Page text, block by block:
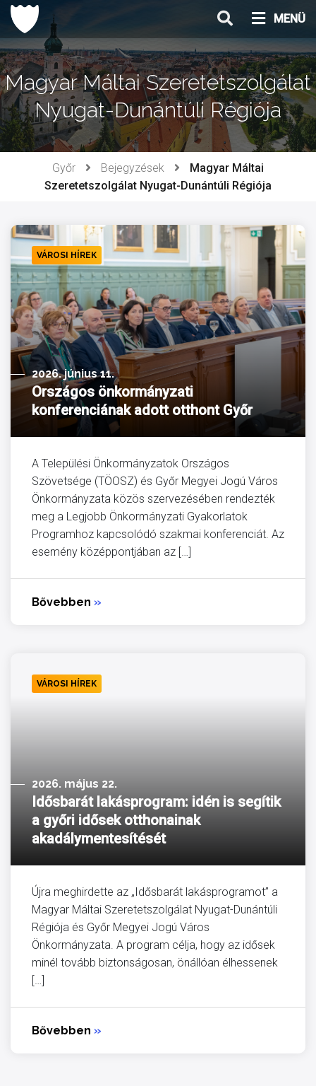
Ugrás
tartalomhoz
MENÜ
Magyar Máltai Szeretetszolgálat
Nyugat-Dunántúli Régiója
Győr Bejegyzések
Magyar Máltai
Szeretetszolgálat Nyugat-Dunántúli Régiója
VÁROSI HÍREK
2026. június 11.
Országos önkormányzati
konferenciának adott otthont Győr
A Települési Önkormányzatok Országos
Szövetsége (TÖOSZ) és Győr Megyei Jogú Város
Önkormányzata közös szervezésében rendezték
meg a Legjobb Önkormányzati Gyakorlatok
Programhoz kapcsolódó szakmai konferenciát. Az
esemény középpontjában az […]
Bővebben »
VÁROSI HÍREK
2026. május 22.
Idősbarát lakásprogram: idén is segítik
a győri idősek otthonainak
akadálymentesítését
Újra meghirdette az „Idősbarát lakásprogramot” a
Magyar Máltai Szeretetszolgálat Nyugat-Dunántúli
Régiója és Győr Megyei Jogú Város
Önkormányzata. A program célja, hogy az idősek
minél tovább biztonságosan, önállóan élhessenek
[…]
Bővebben »